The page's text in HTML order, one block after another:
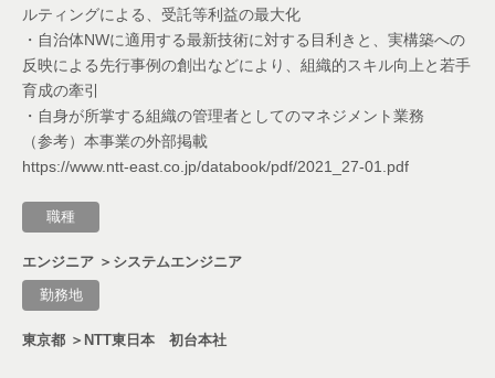
ルティングによる、受託等利益の最大化
・自治体NWに適用する最新技術に対する目利きと、実構築への
反映による先行事例の創出などにより、組織的スキル向上と若手
育成の牽引
・自身が所掌する組織の管理者としてのマネジメント業務
（参考）本事業の外部掲載
https://www.ntt-east.co.jp/databook/pdf/2021_27-01.pdf
職種
エンジニア ＞システムエンジニア
勤務地
東京都 ＞NTT東日本 初台本社